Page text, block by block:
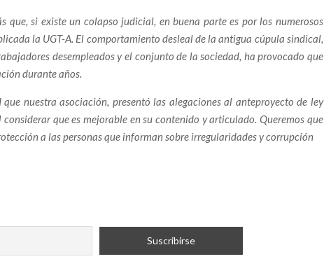
al fuego que devora España
del «Caso Koldo» apuntan a una presunta financiación
Políticos y Familiares Bajo la Lupa Judicial en
y la Amenaza de un Nuevo Desastre en Doñana
que, si existe un colapso judicial, en buena parte es por los numerosos
la UGT-A. El comportamiento desleal de la antigua cúpula sindical,
desempleados y el conjunto de la sociedad, ha provocado que
durante años.
nuestra asociación, presentó las alegaciones al anteproyecto de ley
que es mejorable en su contenido y articulado. Queremos que
a las personas que informan sobre irregularidades y corrupción